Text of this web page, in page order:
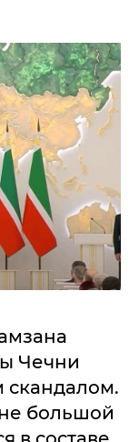
Чечни
скандалом.
большой